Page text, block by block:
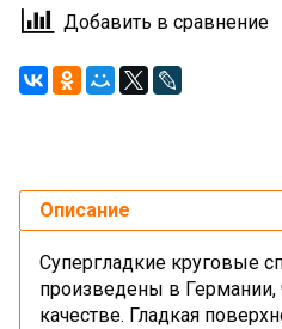
Добавить в сравнение
Описание
Супергладкие круговые
произведены в Германии,
качестве. Гладкая